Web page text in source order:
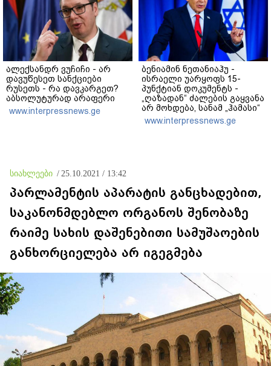
ალექსანდრ ვუჩიჩი - არ
დავუწესეთ სანქციები
რუსეთს - რა დავკარგეთ?
აბსოლუტურად არაფერი
www.interpressnews.ge
ბენიამინ ნეთანიაჰუ -
ისრაელი უარყოფს 15-
პუნქტიან დოკუმენტს -
„ღაზადან“ ძალების გაყვანა
არ მოხდება, სანამ „ჰამასი“
ნამდვილად არ
განიარაღდება
www.interpressnews.ge
სიახლეები / 25.10.2021 / 13:42
პარლამენტის აპარატის განცხადებით,
საკანონმდებლო ორგანოს შენობაზე
რაიმე სახის დაშენებითი სამუშაოების
განხორციელება არ იგეგმება